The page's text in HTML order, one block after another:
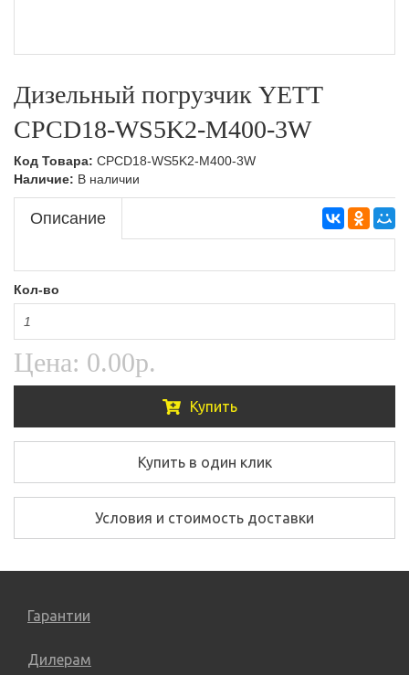
Дизельный погрузчик YETT
CPCD18-WS5K2-M400-3W
Код Товара: CPCD18-WS5K2-M400-3W
Наличие: В наличии
Описание
Кол-во
Цена: 0.00р.
Купить
Купить в один клик
Условия и стоимость доставки
Гарантии
Дилерам